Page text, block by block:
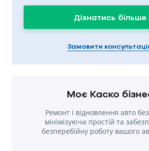
Замовити
Дізнатись більше
Моє Каско
Ремонт і відновлення авто
мінімізуючи простій та
безперебійну роботу вашого